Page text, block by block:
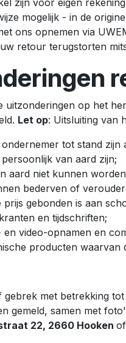
zijn voor eigen
mogelijk - in de
ons opnemen via
retour terugstorten
uitzonderingen op het
Let op: Uitsluiting van
tot stand
persoonlijk van aard zijn;
aard niet kunnen
bederven of
prijs gebonden is aan
en tijdschriften;
video-opnamen en
producten waarvan
gebrek met betrekking
gemeld, samen met
22, 2660 Hooken